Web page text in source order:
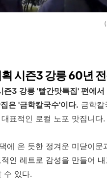
시즌3 강릉 60년
즌3 강릉 '빨간맛특집' 편에
은 '금학칼국수'이다. 금학
표적인 로컬 노포 맛집니다.
에 온 듯한 정겨운 미닫이
인 레트로 감성을 만들어
수 있다.